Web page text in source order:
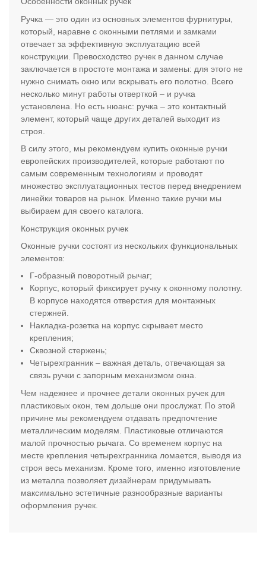
Ручка — это один из основных элементов фурнитуры,
который, наравне с оконными петлями и замками
отвечает за эффективную эксплуатацию всей
конструкции. Превосходство ручек в данном случае
заключается в простоте монтажа и замены: для этого не
нужно снимать окно или вскрывать его полотно. Всего
несколько минут работы отверткой – и ручка
установлена. Но есть нюанс: ручка – это контактный
элемент, который чаще других деталей выходит из
строя.
В силу этого, мы рекомендуем купить оконные ручки
европейских производителей, которые работают по
самым современным технологиям и проводят
множество эксплуатационных тестов перед внедрением
линейки товаров на рынок. Именно такие ручки мы
выбираем для своего каталога.
Конструкция оконных ручек
Оконные ручки состоят из нескольких функциональных
элементов:
Г-образный поворотный рычаг;
Корпус, который фиксирует ручку к оконному полотну.
В корпусе находятся отверстия для монтажных
стержней.
Накладка-розетка на корпус скрывает место
крепления;
Сквозной стержень;
Четырехгранник – важная деталь, отвечающая за
связь ручки с запорным механизмом окна.
Чем надежнее и прочнее детали оконных ручек для
пластиковых окон, тем дольше они прослужат. По этой
причине мы рекомендуем отдавать предпочтение
металлическим моделям. Пластиковые отличаются
малой прочностью рычага. Со временем корпус на
месте крепления четырехгранника ломается, выводя из
строя весь механизм. Кроме того, именно изготовление
из металла позволяет дизайнерам придумывать
максимально эстетичные разнообразные варианты
оформления ручек.